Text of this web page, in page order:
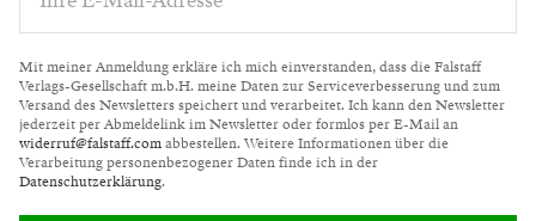
Mit meiner Anmeldung erkläre ich mich einverstanden, dass die Falstaff
Verlags-Gesellschaft m.b.H. meine Daten zur Serviceverbesserung und zum
Versand des Newsletters speichert und verarbeitet. Ich kann den Newsletter
jederzeit per Abmeldelink im Newsletter oder formlos per E-Mail an
widerruf@falstaff.comabbestellen. Weitere Informationen über die
Verarbeitung personenbezogener Daten finde ich in der
Datenschutzerklärung.